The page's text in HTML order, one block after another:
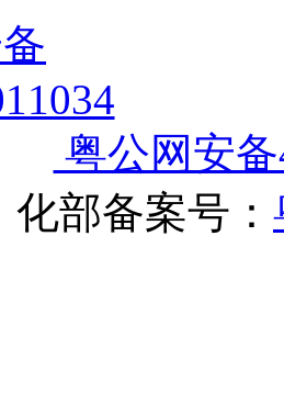
粤公网安备
化部备案号：